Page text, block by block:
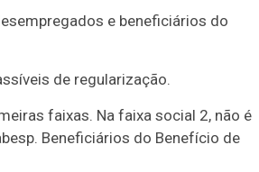
e beneficiários do
de regularização.
faixas. Na faixa social 2, não é
Beneficiários do Benefício de